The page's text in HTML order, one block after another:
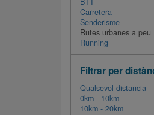
Carretera
Senderisme
Rutes urbanes a peu
Running
Filtrar per
Qualsevol distancia
0km - 10km
10km - 20km